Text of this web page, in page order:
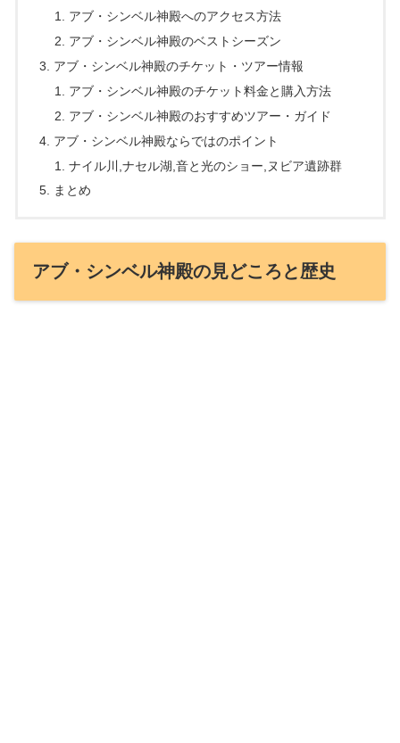
アブ・シンベル神殿へのアクセス方法
アブ・シンベル神殿のベストシーズン
アブ・シンベル神殿のチケット・ツアー情報
アブ・シンベル神殿のチケット料金と購入方法
アブ・シンベル神殿のおすすめツアー・ガイド
アブ・シンベル神殿ならではのポイント
ナイル川,ナセル湖,音と光のショー,ヌビア遺跡群
まとめ
アブ・シンベル神殿の見どころと歴史